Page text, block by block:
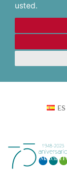
usted.
ES